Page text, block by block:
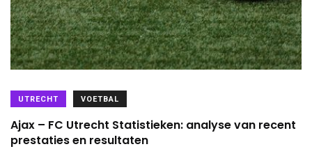
UTRECHT VOETBAL
Ajax – FC Utrecht Statistieken: analyse van recent
prestaties en resultaten